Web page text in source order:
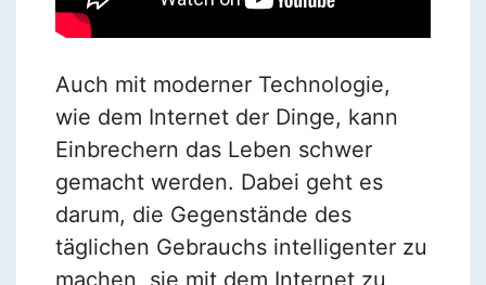
Auch mit moderner Technologie,
wie dem Internet der Dinge, kann
Einbrechern das Leben schwer
gemacht werden. Dabei geht es
darum, die Gegenstände des
täglichen Gebrauchs intelligenter zu
machen, sie mit dem Internet zu